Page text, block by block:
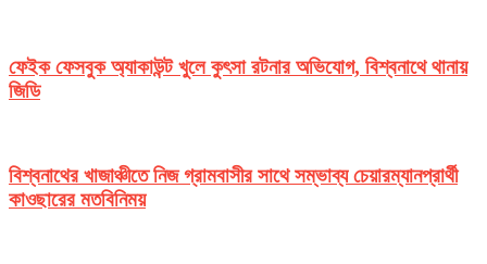
ফেইক ফেসবুক অ্যাকাউন্ট খুলে কুৎসা রটনার অভিযোগ, বিশ্বনাথে থানায়
জিডি
বিশ্বনাথের খাজাঞ্চীতে নিজ গ্রামবাসীর সাথে সম্ভাব্য চেয়ারম্যানপ্রার্থী
কাওছারের মতবিনিময়